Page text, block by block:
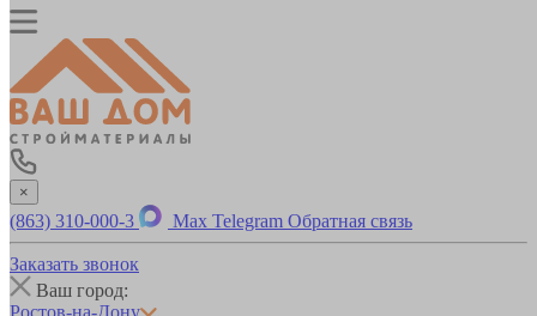
×
(863) 310-000-3 Max Telegram Обратная связь
Заказать звонок
Ваш город:
Ростов-на-Дону